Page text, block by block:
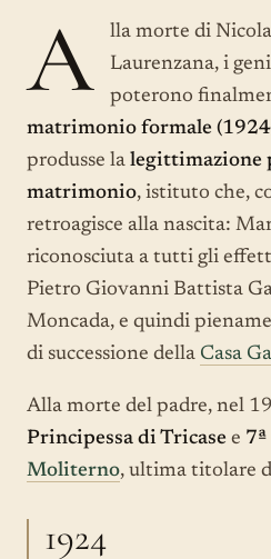
A
lla morte di
Laurenzana, i
poterono
matrimonio formale
produsse la legittimazione
matrimonio, istituto che,
retroagisce alla nascita:
riconosciuta a tutti gli
Pietro Giovanni Battista
Moncada, e quindi
di successione della Casa
Alla morte del padre, nel
Principessa di Tricase e
Moliterno, ultima titolare
1924